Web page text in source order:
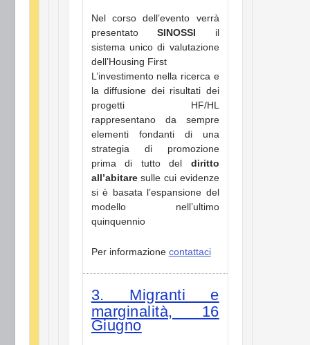
Nel corso dell’evento verrà
presentatoSINOSSI il
sistema unico di valutazione
dell’Housing First
L’investimento nella ricerca e
la diffusione dei risultati dei
progetti HF/HL
rappresentano da sempre
elementi fondanti di una
strategia di promozione
prima di tutto del diritto
all’abitaresulle cui evidenze
si è basata l’espansione del
modello nell’ultimo
quinquennio
Per informazione contattaci
3. Migranti e
marginalità, 16
Giugno